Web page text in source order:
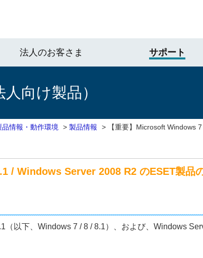
法人のお客さま サポート
向け製品）
品情報・動作環境 > 製品情報 >
【重要】Microsoft Windows
/ Windows Server 2008 R2 のESET製品
以下、Windows 7 / 8 / 8.1）、および、Windows